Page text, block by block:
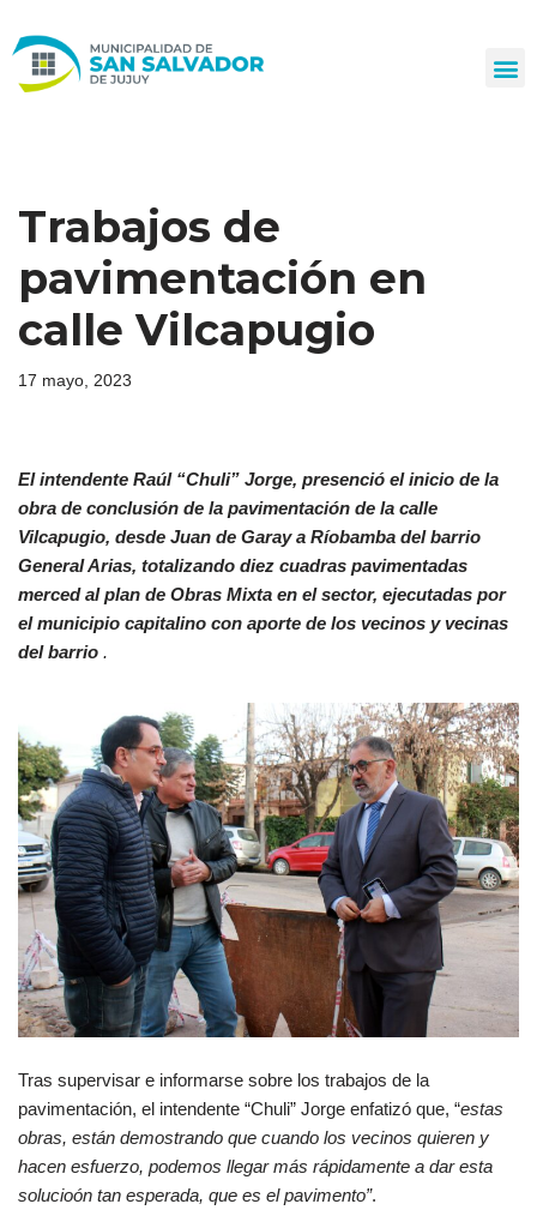
al
Trabajos de
pavimentación en
calle Vilcapugio
17 mayo, 2023
El intendente Raúl “Chuli” Jorge, presenció el inicio de la
obra de conclusión de la pavimentación de la calle
Vilcapugio, desde Juan de Garay a Ríobamba del barrio
General Arias, totalizando diez cuadras pavimentadas
merced al plan de Obras Mixta en el sector, ejecutadas por
el municipio capitalino con aporte de los vecinos y vecinas
del barrio .
Tras supervisar e informarse sobre los trabajos de la
pavimentación, el intendente “Chuli” Jorge enfatizó que, “estas
obras, están demostrando que cuando los vecinos quieren y
hacen esfuerzo, podemos llegar más rápidamente a dar esta
solucioón tan esperada, que es el pavimento”.